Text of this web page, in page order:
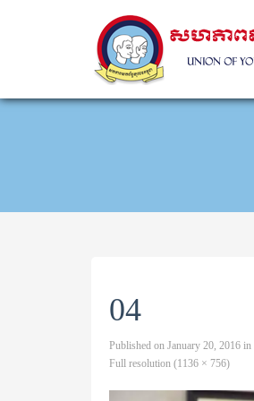
04
Published on January 20, 2016 in
Full resolution (1136 × 756)